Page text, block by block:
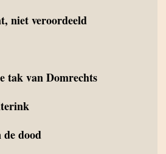
niet veroordeeld
tak van Domrechts
dood